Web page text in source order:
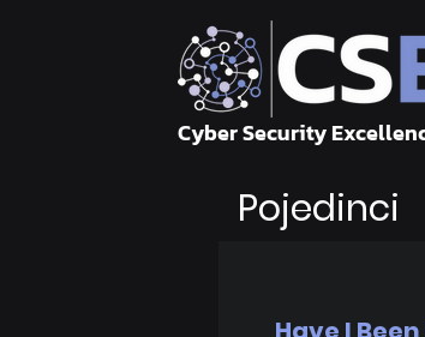
Cyber Security
Pojedinci